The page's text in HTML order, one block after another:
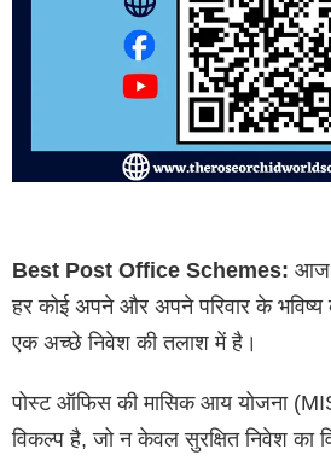
Best Post Office Schemes: आज
हर कोई अपने और अपने परिवार के भविष्य
एक अच्छे निवेश की तलाश में है।
पोस्ट ऑफिस की मासिक आय योजना
विकल्प है, जो न केवल सुरक्षित निवेश का